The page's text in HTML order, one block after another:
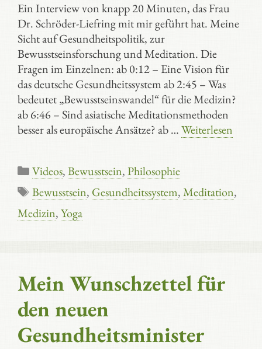
Ein Interview von knapp 20 Minuten, das Frau
Dr. Schröder-Liefring mit mir geführt hat. Meine
Sicht auf Gesundheitspolitik, zur
Bewusstseinsforschung und Meditation. Die
Fragen im Einzelnen: ab 0:12 – Eine Vision für
das deutsche Gesundheitssystem ab 2:45 – Was
bedeutet „Bewusstseinswandel“ für die Medizin?
ab 6:46 – Sind asiatische Meditationsmethoden
besser als europäische Ansätze? ab …Weiterlesen
Kategorien
Videos,Bewusstsein,Philosophie
Schlagwörter
Bewusstsein, Gesundheitssystem,Meditation,
Medizin,Yoga
Mein Wunschzettel für
den neuen
Gesundheitsminister